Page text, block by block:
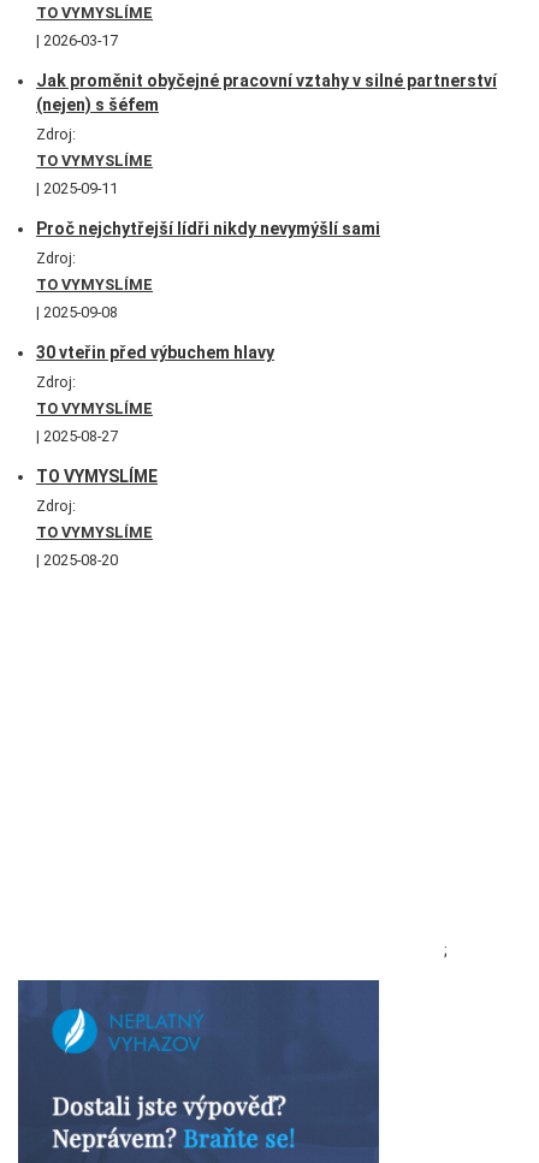
TO VYMYSLÍME
2026-03-17
Jak proměnit obyčejné pracovní vztahy v silné partnerství
(nejen) s šéfem
Zdroj:
TO VYMYSLÍME
2025-09-11
Proč nejchytřejší lídři nikdy nevymýšlí sami
Zdroj:
TO VYMYSLÍME
2025-09-08
30 vteřin před výbuchem hlavy
Zdroj:
TO VYMYSLÍME
2025-08-27
TO VYMYSLÍME
Zdroj:
TO VYMYSLÍME
2025-08-20
;